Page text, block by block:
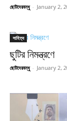
ছোটদেরবন্ধু - January 2,
সাহিত্য
ছুটির নিমন্ত্রণে
ছোটদেরবন্ধু - January 2,